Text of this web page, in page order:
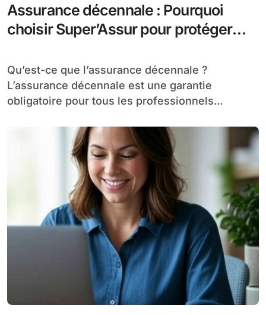
Assurance décennale : Pourquoi
choisir Super’Assur pour protéger
Qu’est-ce que l’assurance décennale ?
L’assurance décennale est une garantie
obligatoire pour tous les professionnels...